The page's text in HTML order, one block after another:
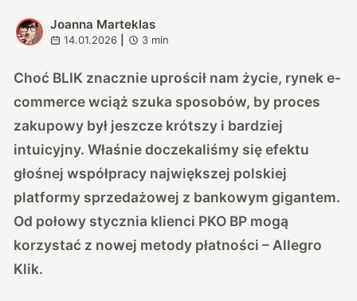
J
Joanna Marteklas
14.01.2026 3 min
Choć BLIK znacznie uprościł nam życie, rynek e-
commerce wciąż szuka sposobów, by proces
zakupowy był jeszcze krótszy i bardziej
intuicyjny. Właśnie doczekaliśmy się efektu
głośnej współpracy największej polskiej
platformy sprzedażowej z bankowym gigantem.
Od połowy stycznia klienci PKO BP mogą
korzystać z nowej metody płatności – Allegro
Klik.